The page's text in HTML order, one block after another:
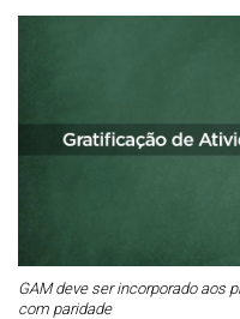
GAM deve ser incorporado aos
com paridade